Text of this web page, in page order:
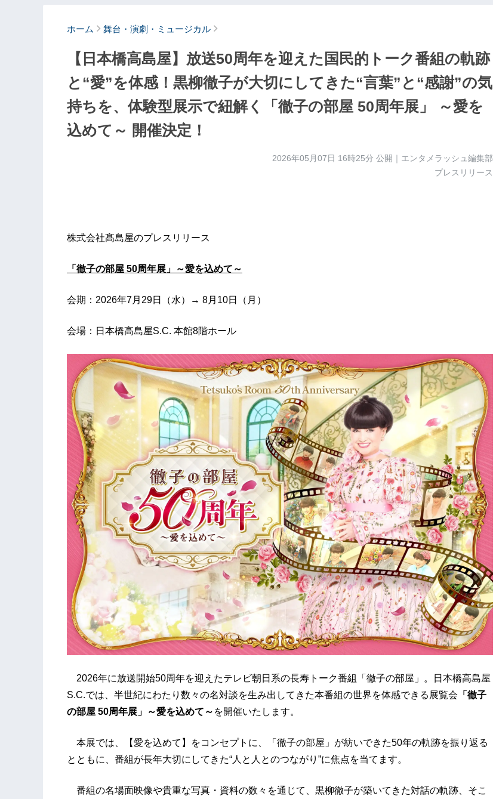
ホーム 舞台・演劇・ミュージカル
【日本橋高島屋】放送50周年を迎えた国民的トーク番組の軌跡
と“愛”を体感！黒柳徹子が大切にしてきた“言葉”と“感謝”の気
持ちを、体験型展示で紐解く「徹子の部屋 50周年展」 ～愛を
込めて～ 開催決定！
2026年05月07日 16時25分 公開｜エンタメラッシュ編集部
プレスリリース
株式会社髙島屋のプレスリリース
「徹子の部屋 50周年展」～愛を込めて～
会期：2026年7月29日（水）→ 8月10日（月）
会場：日本橋高島屋S.C. 本館8階ホール
2026年に放送開始50周年を迎えたテレビ朝日系の長寿トーク番組「徹子の部屋」。日本橋高島屋
S.C.では、半世紀にわたり数々の名対談を生み出してきた本番組の世界を体感できる展覧会 「徹子
の部屋 50周年展」～愛を込めて～ を開催いたします。
本展では、【愛を込めて】をコンセプトに、「徹子の部屋」が紡いできた50年の軌跡を振り返る
とともに、番組が長年大切にしてきた“人と人とのつながり”に焦点を当てます。
番組の名場面映像や貴重な写真・資料の数々を通じて、黒柳徹子が築いてきた対話の軌跡、そこ